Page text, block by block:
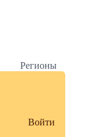
Регионы
Войти